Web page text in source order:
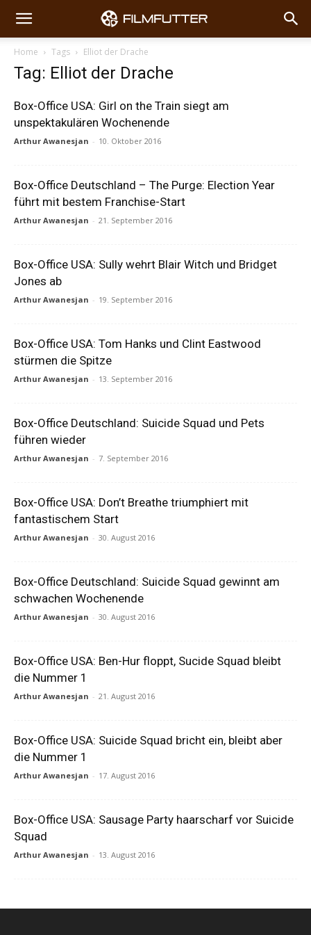
Home Tags Elliot der Drache
Tag: Elliot der Drache
Box-Office USA: Girl on the Train siegt am
unspektakulären Wochenende
Arthur Awanesjan - 10. Oktober 2016
Box-Office Deutschland – The Purge: Election Year
führt mit bestem Franchise-Start
Arthur Awanesjan - 21. September 2016
Box-Office USA: Sully wehrt Blair Witch und Bridget
Jones ab
Arthur Awanesjan - 19. September 2016
Box-Office USA: Tom Hanks und Clint Eastwood
stürmen die Spitze
Arthur Awanesjan - 13. September 2016
Box-Office Deutschland: Suicide Squad und Pets
führen wieder
Arthur Awanesjan - 7. September 2016
Box-Office USA: Don’t Breathe triumphiert mit
fantastischem Start
Arthur Awanesjan - 30. August 2016
Box-Office Deutschland: Suicide Squad gewinnt am
schwachen Wochenende
Arthur Awanesjan - 30. August 2016
Box-Office USA: Ben-Hur floppt, Sucide Squad bleibt
die Nummer 1
Arthur Awanesjan - 21. August 2016
Box-Office USA: Suicide Squad bricht ein, bleibt aber
die Nummer 1
Arthur Awanesjan - 17. August 2016
Box-Office USA: Sausage Party haarscharf vor Suicide
Squad
Arthur Awanesjan - 13. August 2016